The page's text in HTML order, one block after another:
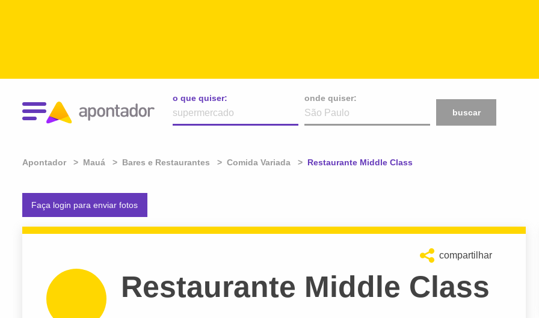
o que quiser:
onde quiser:
buscar
Apontador Mauá Bares e Restaurantes Comida Variada Atual:
Restaurante Middle Class
Faça login para enviar fotos
compartilhar
Restaurante Middle Class